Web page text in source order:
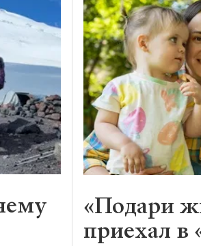
«Подари
приехал в